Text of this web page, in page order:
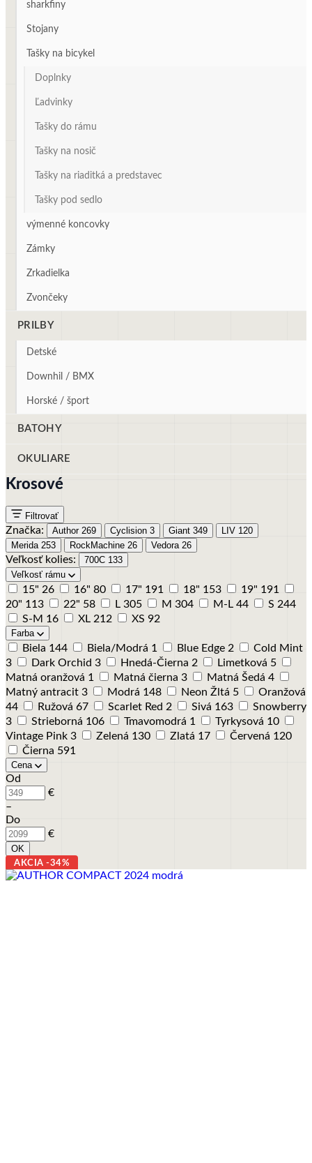
sharkfiny
Stojany
Tašky na bicykel
Doplnky
Ľadvinky
Tašky do rámu
Tašky na nosič
Tašky na riaditká a predstavec
Tašky pod sedlo
výmenné koncovky
Zámky
Zrkadielka
Zvončeky
PRILBY
Detské
Downhil / BMX
Horské / šport
BATOHY
OKULIARE
Krosové
Filtrovať
Značka: Author 269 Cyclision 3 Giant 349 LIV 120
Merida 253 RockMachine 26 Vedora 26
Veľkosť kolies: 700C 133
Veľkosť rámu
15" 26 16" 80 17" 191 18" 153 19" 191
20" 113 22" 58 L 305 M 304 M-L 44 S 244
S-M 16 XL 212 XS 92
Farba
Biela 144 Biela/Modrá 1 Blue Edge 2
Cold Mint
3
Dark Orchid 3 Hnedá-Čierna 2 Limetková 5
Matná oranžová 1 Matná čierna 3 Matná Šedá 4
Matný antracit 3 Modrá 148 Neon Žltá 5
Oranžová
44
Ružová 67 Scarlet Red 2 Sivá 163
Snowberry
3
Strieborná 106 Tmavomodrá 1 Tyrkysová 10
Vintage Pink 3 Zelená 130 Zlatá 17 Červená 120
Čierna 591
Cena
Od
€
–
Do
€
OK
AKCIA -34%